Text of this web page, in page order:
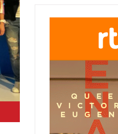
junto a Aurelio Valcárcel de